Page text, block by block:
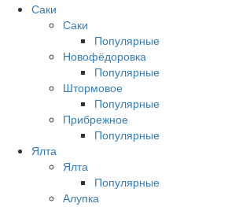
Саки
Саки
Популярные
Новофёдоровка
Популярные
Штормовое
Популярные
Прибрежное
Популярные
Ялта
Ялта
Популярные
Алупка